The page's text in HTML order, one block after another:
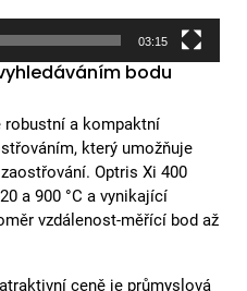
03:15
bodu
robustní a kompaktní
který umožňuje
Optris Xi 400
a 900 °C a vynikající
vzdálenost-měřící bod až
ceně je průmyslová